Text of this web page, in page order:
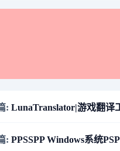
: LunaTranslator|游戏翻译
: PPSSPP Windows系统